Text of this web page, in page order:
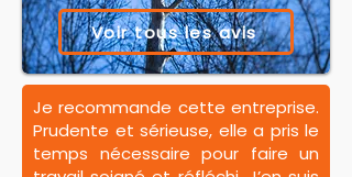
Voir tous les avis
Je recommande cette entreprise.
Prudente et sérieuse, elle a pris le
temps nécessaire pour faire un